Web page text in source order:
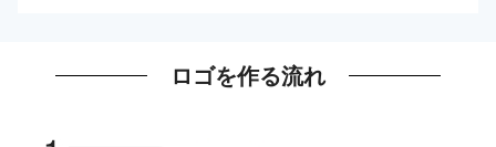
ロゴを作る流れ